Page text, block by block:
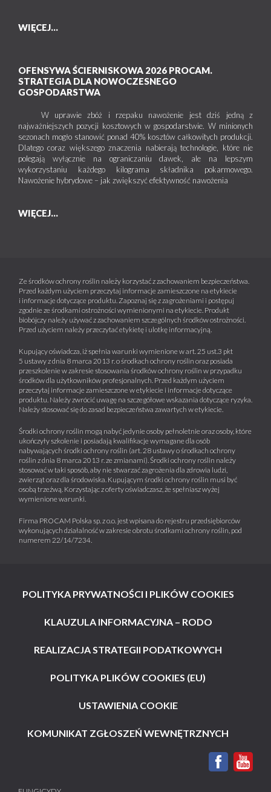
WIĘCEJ...
OFENSYWA ŚCIERNISKOWA 2026 PROCAM.
STRATEGIA DLA NOWOCZESNEGO
GOSPODARSTWA
W uprawie zbóż i rzepaku nawożenie jest dziś jedną z
najważniejszych pozycji kosztowych w gospodarstwie. W minionych
sezonach mogło stanowić ponad 40% kosztów całkowitych produkcji.
Dlatego coraz większego znaczenia nabierają technologie, które nie
polegają wyłącznie na ograniczaniu dawek, ale na lepszym
wykorzystaniu każdego kilograma składnika pokarmowego.
Nawożenie hybrydowe – jak zwiększyć efektywność nawożenia
WIĘCEJ...
Ze środków ochrony roślin należy korzystać z zachowaniem bezpieczeństwa.
Przed każdym użyciem przeczytaj informacje zamieszczone na etykiecie
i informacje dotyczące produktu. Zapoznaj się z zagrożeniami i postępuj
zgodnie ze środkami ostrożności wymienionymi na etykiecie. Produkt
biobójczy należy używać z zachowaniem szczególnych środków ostrożności.
Przed użyciem należy przeczytać etykietę i ulotkę informacyjną.
Kupujący oświadcza, iż spełnia warunki wymienione w art. 25 ust.3 pkt
5 ustawy z dnia 8 marca 2013 r. o środkach ochrony roślin oraz posiada
przeszkolenie w zakresie stosowania środków ochrony roślin w przypadku
środków dla użytkowników profesjonalnych. Przed każdym użyciem
przeczytaj informacje zamieszczone w etykiecie i informacje dotyczące
produktu. Należy zwrócić uwagę na szczegółowe wskazania dotyczące ryzyka.
Należy stosować się do zasad bezpieczeństwa zawartych w etykiecie.
Środki ochrony roślin mogą nabyć jedynie osoby pełnoletnie oraz osoby, które
ukończyły szkolenie i posiadają kwalifikacje wymagane dla osób
nabywających środki ochrony roślin (art. 28 ustawy o środkach ochrony
roślin z dnia 8 marca 2013 r. ze zmianami). Środki ochrony roślin należy
stosować w taki sposób, aby nie stwarzać zagrożenia dla zdrowia ludzi,
zwierząt oraz dla środowiska. Kupującym środki ochrony roślin musi być
osobą trzeźwą. Korzystając z oferty oświadczasz, że spełniasz wyżej
wymienione warunki.
Firma PROCAM Polska sp. z o.o. jest wpisana do rejestru przedsiębiorców
wykonujących działalność w zakresie obrotu środkami ochrony roślin, pod
numerem 22/14/7234.
POLITYKA PRYWATNOŚCI I PLIKÓW COOKIES
KLAUZULA INFORMACYJNA – RODO
REALIZACJA STRATEGII PODATKOWYCH
POLITYKA PLIKÓW COOKIES (EU)
USTAWIENIA COOKIE
KOMUNIKAT ZGŁOSZEŃ WEWNĘTRZNYCH